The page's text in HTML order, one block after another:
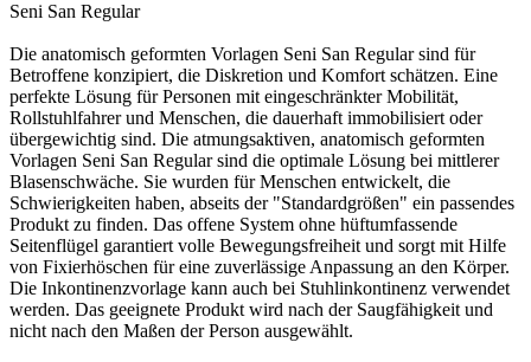
Seni San Regular
Die anatomisch geformten Vorlagen Seni San Regular sind für
Betroffene konzipiert, die Diskretion und Komfort schätzen. Eine
perfekte Lösung für Personen mit eingeschränkter Mobilität,
Rollstuhlfahrer und Menschen, die dauerhaft immobilisiert oder
übergewichtig sind. Die atmungsaktiven, anatomisch geformten
Vorlagen Seni San Regular sind die optimale Lösung bei mittlerer
Blasenschwäche. Sie wurden für Menschen entwickelt, die
Schwierigkeiten haben, abseits der "Standardgrößen" ein passendes
Produkt zu finden. Das offene System ohne hüftumfassende
Seitenflügel garantiert volle Bewegungsfreiheit und sorgt mit Hilfe
von Fixierhöschen für eine zuverlässige Anpassung an den Körper.
Die Inkontinenzvorlage kann auch bei Stuhlinkontinenz verwendet
werden. Das geeignete Produkt wird nach der Saugfähigkeit und
nicht nach den Maßen der Person ausgewählt.